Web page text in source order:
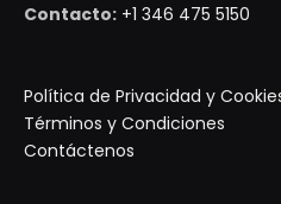
Contacto: +1 346 475 5150
Política de Privacidad y
Términos y Condiciones
Contáctenos